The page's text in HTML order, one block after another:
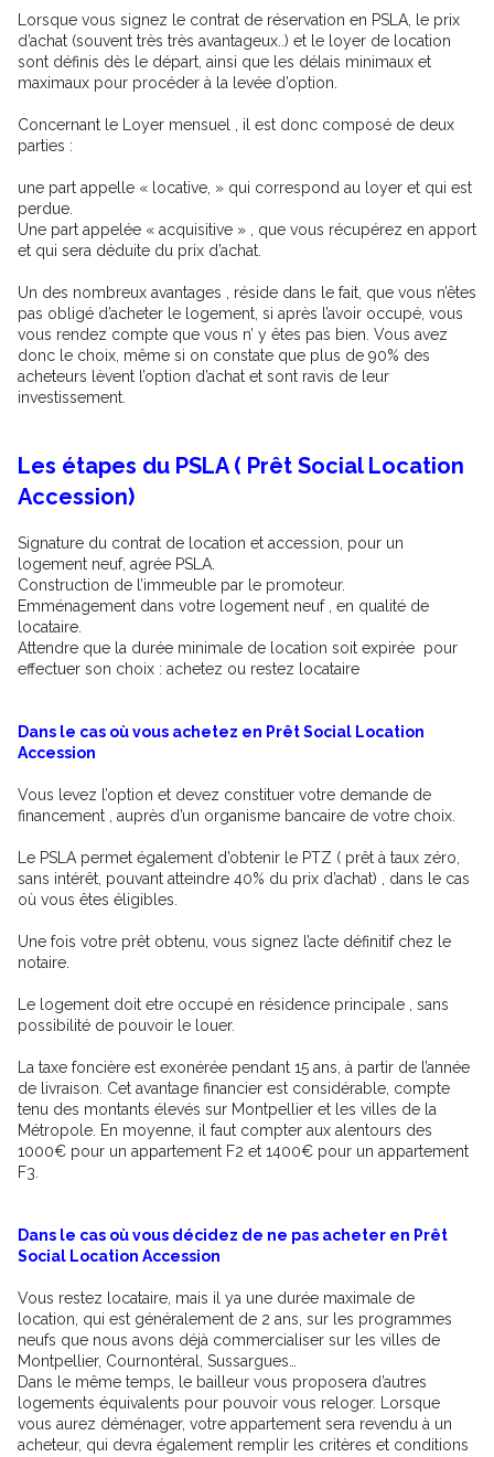
Lorsque vous signez le contrat de réservation en PSLA, le prix
d’achat (souvent très très avantageux..) et le loyer de location
sont définis dès le départ, ainsi que les délais minimaux et
maximaux pour procéder à la levée d’option.
Concernant le Loyer mensuel , il est donc composé de deux
parties :
une part appelle « locative, » qui correspond au loyer et qui est
perdue.
Une part appelée « acquisitive » , que vous récupérez en apport
et qui sera déduite du prix d’achat.
Un des nombreux avantages , réside dans le fait, que vous n’êtes
pas obligé d’acheter le logement, si après l’avoir occupé, vous
vous rendez compte que vous n’ y êtes pas bien. Vous avez
donc le choix, même si on constate que plus de 90% des
acheteurs lèvent l’option d’achat et sont ravis de leur
investissement.
Les étapes du PSLA ( Prêt Social Location
Accession)
Signature du contrat de location et accession, pour un
logement neuf, agrée PSLA.
Construction de l’immeuble par le promoteur.
Emménagement dans votre logement neuf , en qualité de
locataire.
Attendre que la durée minimale de location soit expirée pour
effectuer son choix : achetez ou restez locataire
Dans le cas où vous achetez en Prêt Social Location
Accession
Vous levez l’option et devez constituer votre demande de
financement , auprès d’un organisme bancaire de votre choix.
Le PSLA permet également d’obtenir le PTZ ( prêt à taux zéro,
sans intérêt, pouvant atteindre 40% du prix d’achat) , dans le cas
où vous êtes éligibles.
Une fois votre prêt obtenu, vous signez l’acte définitif chez le
notaire.
Le logement doit etre occupé en résidence principale , sans
possibilité de pouvoir le louer.
La taxe foncière est exonérée pendant 15 ans, à partir de l’année
de livraison. Cet avantage financier est considérable, compte
tenu des montants élevés sur Montpellier et les villes de la
Métropole. En moyenne, il faut compter aux alentours des
1000€ pour un appartement F2 et 1400€ pour un appartement
F3.
Dans le cas où vous décidez de ne pas acheter en Prêt
Social Location Accession
Vous restez locataire, mais il ya une durée maximale de
location, qui est généralement de 2 ans, sur les programmes
neufs que nous avons déjà commercialiser sur les villes de
Montpellier, Cournontéral, Sussargues…
Dans le même temps, le bailleur vous proposera d’autres
logements équivalents pour pouvoir vous reloger. Lorsque
vous aurez déménager, votre appartement sera revendu à un
acheteur, qui devra également remplir les critères et conditions